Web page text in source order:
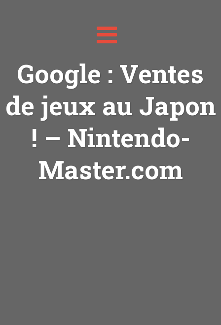
Toggle
navigation
Google : Ventes
de jeux au Japon
! – Nintendo-
Master.com